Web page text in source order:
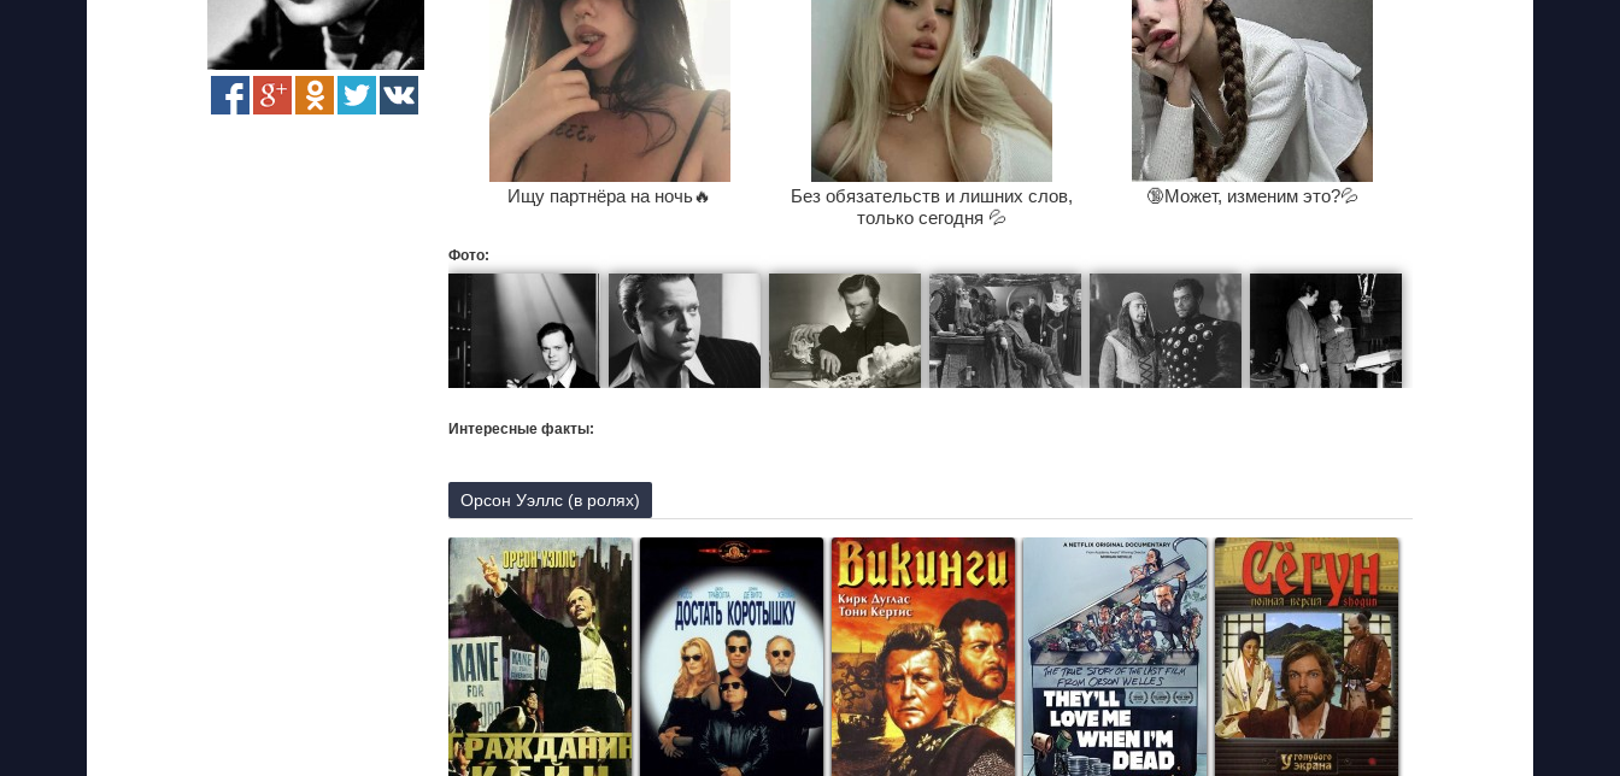
Ищу партнёра на ночь🔥
Без обязательств и лишних слов,
только сегодня 💦
🔞Может, изменим это?💦
Фото:
Интересные факты:
Орсон Уэллс (в ролях)